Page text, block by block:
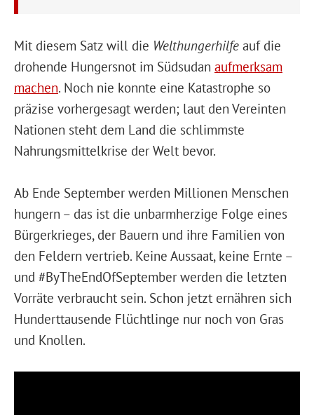
Mit diesem Satz will die Welthungerhilfe auf die
drohende Hungersnot im Südsudan aufmerksam
machen. Noch nie konnte eine Katastrophe so
präzise vorhergesagt werden; laut den Vereinten
Nationen steht dem Land die schlimmste
Nahrungsmittelkrise der Welt bevor.
Ab Ende September werden Millionen Menschen
hungern – das ist die unbarmherzige Folge eines
Bürgerkrieges, der Bauern und ihre Familien von
den Feldern vertrieb. Keine Aussaat, keine Ernte –
und #ByTheEndOfSeptember werden die letzten
Vorräte verbraucht sein. Schon jetzt ernähren sich
Hunderttausende Flüchtlinge nur noch von Gras
und Knollen.